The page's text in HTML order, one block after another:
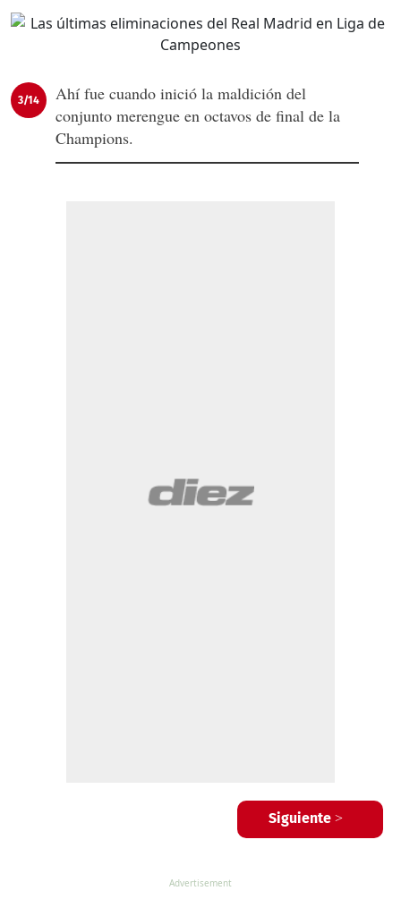
3/14
Ahí fue cuando inició la maldición del
conjunto merengue en octavos de final de la
Champions.
Siguiente >